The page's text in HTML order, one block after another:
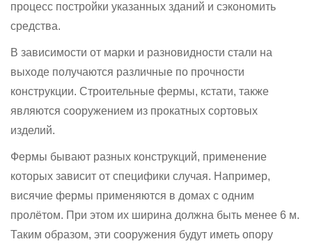
процесс постройки указанных зданий и сэкономить
средства.
В зависимости от марки и разновидности стали на
выходе получаются различные по прочности
конструкции. Строительные фермы, кстати, также
являются сооружением из прокатных сортовых
изделий.
Фермы бывают разных конструкций, применение
которых зависит от специфики случая. Например,
висячие фермы применяются в домах с одним
пролётом. При этом их ширина должна быть менее 6 м.
Таким образом, эти сооружения будут иметь опору